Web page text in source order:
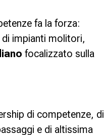
fa la forza:
di impianti molitori,
focalizzato sulla
di competenze, di
e di altissima